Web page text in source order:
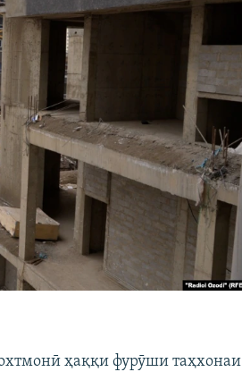
ҳаққи фурӯши таҳхонаи